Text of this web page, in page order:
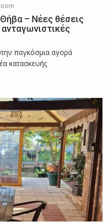
– Νέες θέσεις
παγκόσμια αγορά
κατασκευής